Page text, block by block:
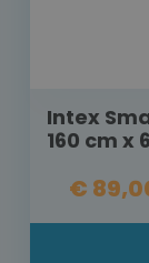
Intex
160 cm x
€